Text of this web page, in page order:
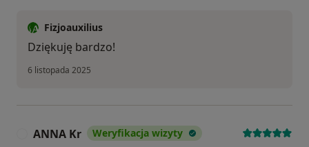
Fizjoauxilius
Dziękuję bardzo!
6 listopada 2025
ANNA Kr Weryfikacja wizyty